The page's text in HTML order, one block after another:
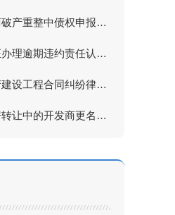
昆山开发商破产重整中债权申报流程与律师代理方案
昆山房产证办理逾期违约责任认定与律师诉讼策略
昆山房地产建设工程合同纠纷律师实战经验与案例解析
昆山一手房转让中的开发商更名纠纷律师解决路径详解